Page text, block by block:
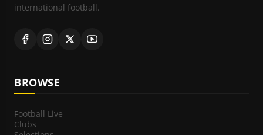
international football.
BROWSE
Football Live
Clubs